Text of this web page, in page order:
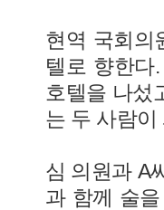
현역 국회의
텔로 향한
호텔을 나섰
는 두 사람
심 의원과 A
과 함께 술